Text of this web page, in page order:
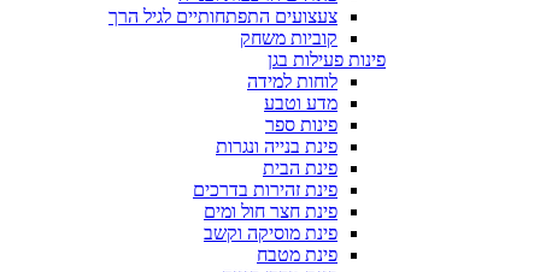
צעצועים התפתחותיים לגיל הרך
קוביות משחק
פינות פעילות בגן
לוחות למידה
מדע וטבע
פינות ספר
פינת בנייה ונגרות
פינת הבית
פינת זהירות בדרכים
פינת חצר חול ומים
פינת מוסיקה וקשב
פינת מטבח